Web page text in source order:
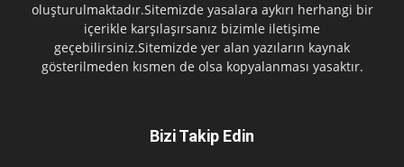
oluşturulmaktadır.Sitemizde yasalara aykırı herhangi bir
içerikle karşılaşırsanız bizimle iletişime
geçebilirsiniz.Sitemizde yer alan yazıların kaynak
gösterilmeden kısmen de olsa kopyalanması yasaktır.
Bizi Takip Edin